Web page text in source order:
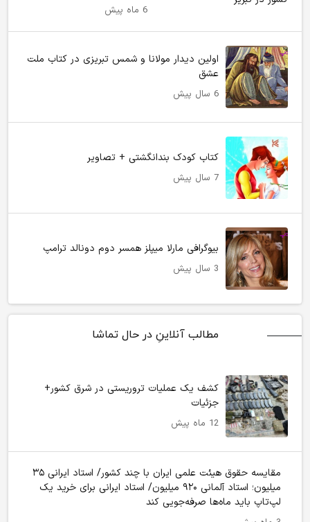
6 ماه پیش
اولین دیدار مولانا و شمس تبریزی در کتاب ملت
عشق
6 سال پیش
کتاب کودک بندانگشتی + تصاویر
7 سال پیش
بیوگرافی مارلا میپلز همسر دوم دونالد ترامپ
3 سال پیش
مطالب آنلاینِ در حال تماشا
کشف یک عملیات تروریستی در شرق کشور+
جزئیات
12 ماه پیش
مقایسه حقوق هیئت علمی ایران با چند کشور/ استاد ایرانی ۳۵
میلیون؛ استاد آلمانی ۹۲۰ میلیون/ استاد ایرانی برای خرید یک
لپ‌تاپ باید ماه‌ها صرفه‌جویی کند